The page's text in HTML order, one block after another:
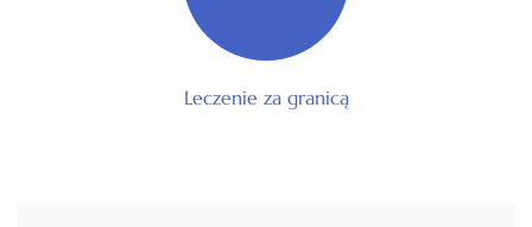
Leczenie za granicą